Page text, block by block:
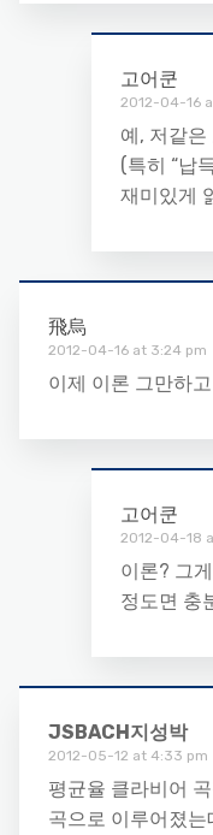
고어쿤
2012-04-16
예, 저같
(특히 “납
재미있게
飛烏
2012-04-16 at 3:24 pm
이제 이론 그만하
고어쿤
2012-04-18
이론? 그
정도면 충
JSBACH지성박
2012-05-12 at 4:33 pm
평균율 클라비어
곡으로 이루어졌